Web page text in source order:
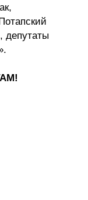
депутаты